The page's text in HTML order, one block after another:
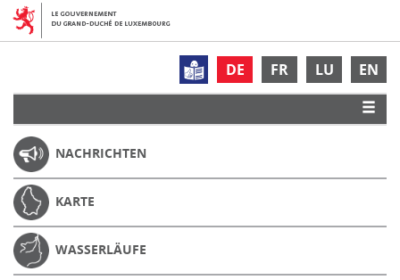
DE FR LU EN
NACHRICHTEN
KARTE
WASSERLÄUFE